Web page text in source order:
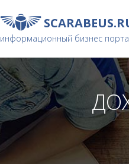
SCARABEUS
информационный бизнес